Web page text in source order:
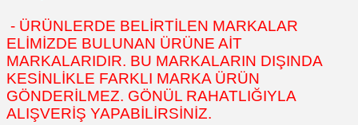
- ÜRÜNLERDE BELİRTİLEN MARKALAR
ELİMİZDE BULUNAN ÜRÜNE AİT
MARKALARIDIR. BU MARKALARIN DIŞINDA
KESİNLİKLE FARKLI MARKA ÜRÜN
GÖNDERİLMEZ. GÖNÜL RAHATLIĞIYLA
ALIŞVERİŞ YAPABİLİRSİNİZ.